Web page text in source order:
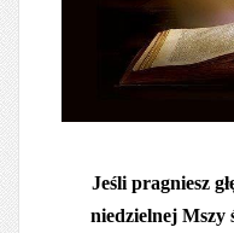
Jeśli pragniesz
niedzielnej Mszy